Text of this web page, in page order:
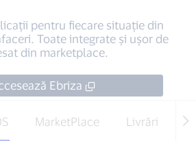
pentru fiecare situație din
Toate integrate și ușor de
din marketplace.
Ebriza
MarketPlace Livrări